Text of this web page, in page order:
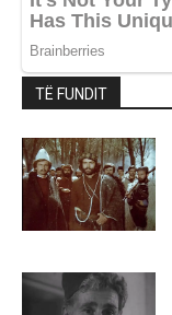
TË FUNDIT